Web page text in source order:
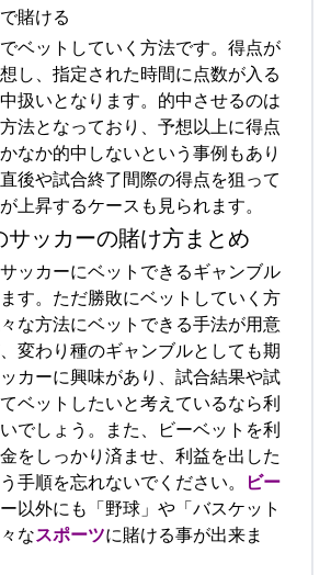
賭ける
ベットしていく方法です。得点が
し、指定された時間に点数が入る
扱いとなります。的中させるのは
法となっており、予想以上に得点
なか的中しないという事例もあり
後や試合終了間際の得点を狙って
上昇するケースも見られます。
サッカーの賭け方まとめ
ッカーにベットできるギャンブル
す。ただ勝敗にベットしていく方
な方法にベットできる手法が用意
変わり種のギャンブルとしても期
カーに興味があり、試合結果や試
ベットしたいと考えているなら利
でしょう。また、ビーベットを利
をしっかり済ませ、利益を出した
手順を忘れないでください。
ビー
以外にも「野球」や「バスケット
なスポーツに賭ける事が出来ま